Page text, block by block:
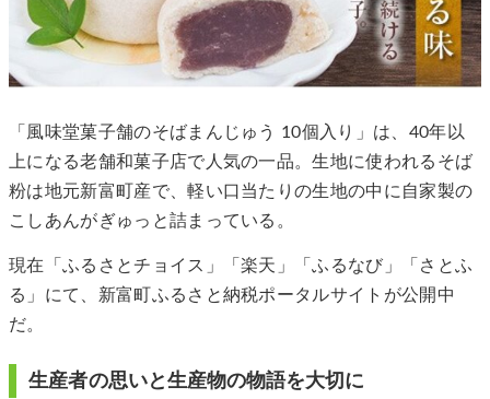
「風味堂菓子舗のそばまんじゅう 10個入り」は、40年以
上になる老舗和菓子店で人気の一品。生地に使われるそば
粉は地元新富町産で、軽い口当たりの生地の中に自家製の
こしあんがぎゅっと詰まっている。
現在「ふるさとチョイス」「楽天」「ふるなび」「さとふ
る」にて、新富町ふるさと納税ポータルサイトが公開中
だ。
生産者の思いと生産物の物語を大切に